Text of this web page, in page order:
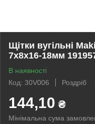
Щітки вугільні
7х8х16-18мм
В наявності
Код: 30V006
Роздріб
144,10 ₴
Мінімальна сума